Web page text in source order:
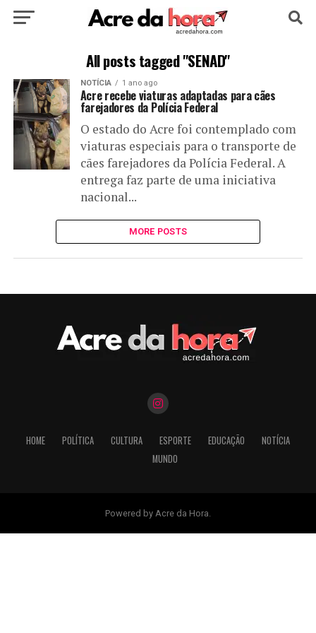
POLÍTICA CULTURA ESPORTE
EDUCAÇÃO NOTÍCIA MUNDO
All posts tagged "SENAD"
NOTÍCIA 1 ano ago
Acre recebe viaturas adaptadas para cães
farejadores da Polícia Federal
O estado do Acre foi contemplado com
viaturas especiais para o transporte de
cães farejadores da Polícia Federal. A
entrega faz parte de uma iniciativa
nacional...
MORE POSTS
HOME POLÍTICA CULTURA ESPORTE EDUCAÇÃO
NOTÍCIA
MUNDO
Powered by Acre da Hora.